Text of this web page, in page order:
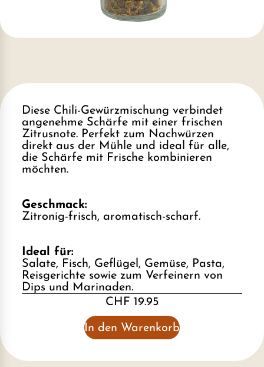
Diese Chili-Gewürzmischung verbindet
angenehme Schärfe mit einer frischen
Zitrusnote. Perfekt zum Nachwürzen
direkt aus der Mühle und ideal für alle,
die Schärfe mit Frische kombinieren
möchten.
Geschmack:
Zitronig-frisch, aromatisch-scharf.
Ideal für:
Salate, Fisch, Geflügel, Gemüse, Pasta,
Reisgerichte sowie zum Verfeinern von
Dips und Marinaden.
CHF 19.95
In den Warenkorb